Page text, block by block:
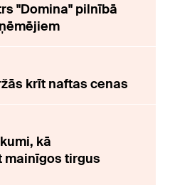
"Domina" pilnībā
krīt naftas cenas
kā
mainīgos tirgus